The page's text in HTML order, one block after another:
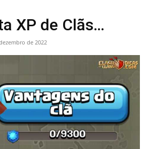
XP de Clãs…
de 2022